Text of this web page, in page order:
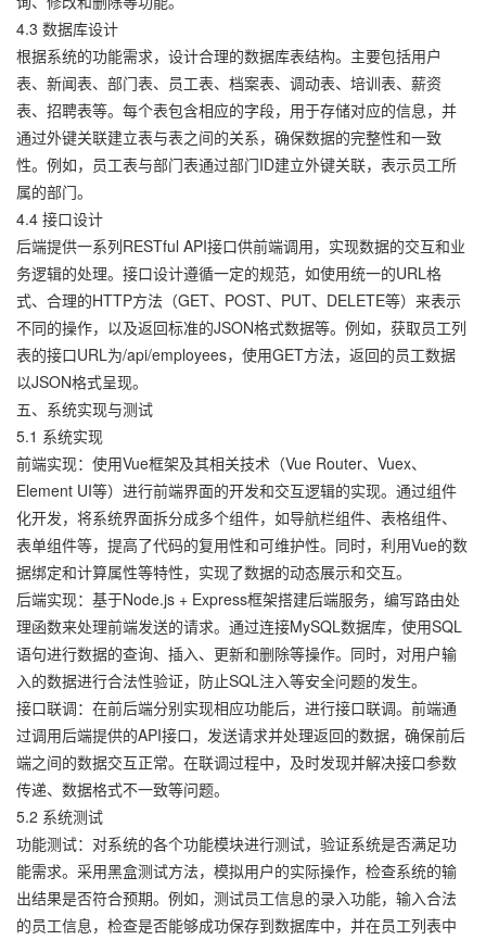
4.3 数据库设计
根据系统的功能需求，设计合理的数据库表结构。主要包括用户
表、新闻表、部门表、员工表、档案表、调动表、培训表、薪资
表、招聘表等。每个表包含相应的字段，用于存储对应的信息，并
通过外键关联建立表与表之间的关系，确保数据的完整性和一致
性。例如，员工表与部门表通过部门ID建立外键关联，表示员工所
属的部门。
4.4 接口设计
后端提供一系列RESTful API接口供前端调用，实现数据的交互和业
务逻辑的处理。接口设计遵循一定的规范，如使用统一的URL格
式、合理的HTTP方法（GET、POST、PUT、DELETE等）来表示
不同的操作，以及返回标准的JSON格式数据等。例如，获取员工列
表的接口URL为/api/employees，使用GET方法，返回的员工数据
以JSON格式呈现。
五、系统实现与测试
5.1 系统实现
前端实现：使用Vue框架及其相关技术（Vue Router、Vuex、
Element UI等）进行前端界面的开发和交互逻辑的实现。通过组件
化开发，将系统界面拆分成多个组件，如导航栏组件、表格组件、
表单组件等，提高了代码的复用性和可维护性。同时，利用Vue的数
据绑定和计算属性等特性，实现了数据的动态展示和交互。
后端实现：基于Node.js + Express框架搭建后端服务，编写路由处
理函数来处理前端发送的请求。通过连接MySQL数据库，使用SQL
语句进行数据的查询、插入、更新和删除等操作。同时，对用户输
入的数据进行合法性验证，防止SQL注入等安全问题的发生。
接口联调：在前后端分别实现相应功能后，进行接口联调。前端通
过调用后端提供的API接口，发送请求并处理返回的数据，确保前后
端之间的数据交互正常。在联调过程中，及时发现并解决接口参数
传递、数据格式不一致等问题。
5.2 系统测试
功能测试：对系统的各个功能模块进行测试，验证系统是否满足功
能需求。采用黑盒测试方法，模拟用户的实际操作，检查系统的输
出结果是否符合预期。例如，测试员工信息的录入功能，输入合法
的员工信息，检查是否能够成功保存到数据库中，并在员工列表中